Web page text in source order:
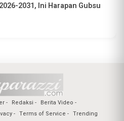
2031, Ini Harapan Gubsu
Redaksi
Berita Video
Terms of Service Trending